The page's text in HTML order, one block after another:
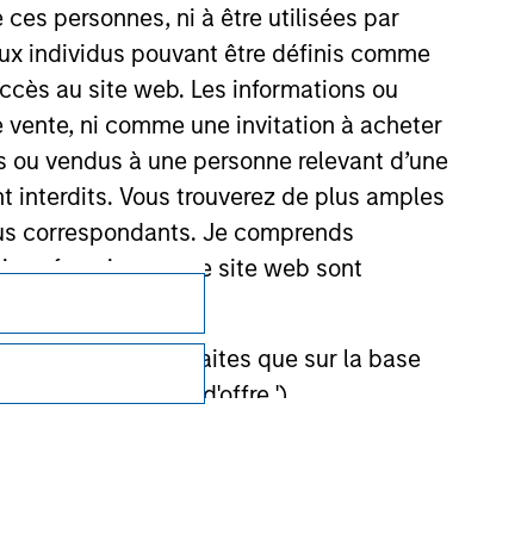
personnes, ni à être utilisées par
individus pouvant être définis comme
au site web. Les informations ou
ni comme une invitation à acheter
vendus à une personne relevant d’une
Vous trouverez de plus amples
correspondants. Je comprends
fournies par ce site web sont
ne doivent être faites que sur la base
(' Documents d'offre ').